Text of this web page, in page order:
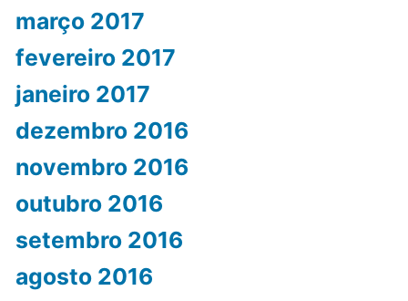
março 2017
fevereiro 2017
janeiro 2017
dezembro 2016
novembro 2016
outubro 2016
setembro 2016
agosto 2016